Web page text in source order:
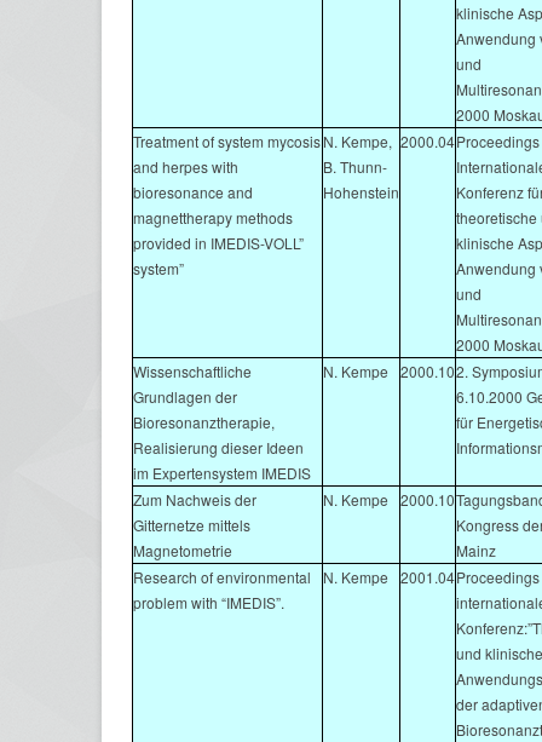
klinische
Anwendung
und
2000
Treatment of system mycosis
and herpes with
bioresonance and
magnettherapy methods
provided in IMEDIS-VOLL”
system”
N. Kempe,
B. Thunn-
Hohenstein
2000.04
Konferenz
theoretische
klinische
Anwendung
und
2000
Wissenschaftliche
Grundlagen der
Bioresonanztherapie,
Realisierung dieser Ideen
im Expertensystem IMEDIS
N. Kempe 2000.102.
6.10.2000
für
Zum Nachweis der
Gitternetze mittels
Magnetometrie
N. Kempe 2000.10
Kongress
Mainz
Research of environmental
problem with “IMEDIS”.
N. Kempe 2001.04
und klinische
der